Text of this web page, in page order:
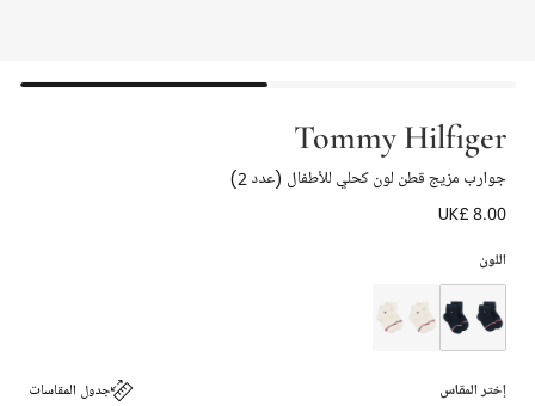
Tommy Hilfiger
جوارب مزيج قطن لون كحلي للأطفال (عدد 2)
UK£ 8.00
اللون
إختر المقاس جدول المقاسات